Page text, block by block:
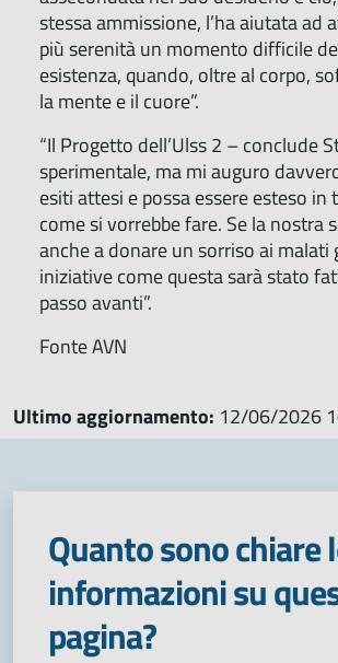
stessa ammissione, l’ha aiutata ad
più serenità un momento difficile
esistenza, quando, oltre al corpo,
la mente e il cuore”.
“Il Progetto dell’Ulss 2 – conclude
sperimentale, ma mi auguro
esiti attesi e possa essere esteso in
come si vorrebbe fare. Se la nostra
anche a donare un sorriso ai malati
iniziative come questa sarà stato
passo avanti”.
Fonte AVN
Ultimo aggiornamento: 12/06/2026
Quanto sono chiare
informazioni su
pagina?